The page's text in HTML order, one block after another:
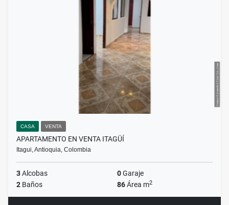
CASA VENTA
APARTAMENTO EN VENTA ITAGÜÍ
Itagui, Antioquia, Colombia
3Alcobas 0Garaje
2 Baños 86Área m2